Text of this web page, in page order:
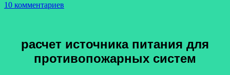
10 комментариев
расчет источника питания для
противопожарных систем